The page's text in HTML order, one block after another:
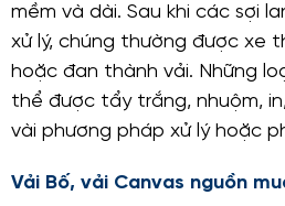
mềm và dài. Sau khi các sợi
xử lý, chúng thường được xe
hoặc đan thành vải. Những
thể được tẩy trắng, nhuộm,
vài phương pháp xử lý hoặc
Vải Bố, vải Canvas nguồn